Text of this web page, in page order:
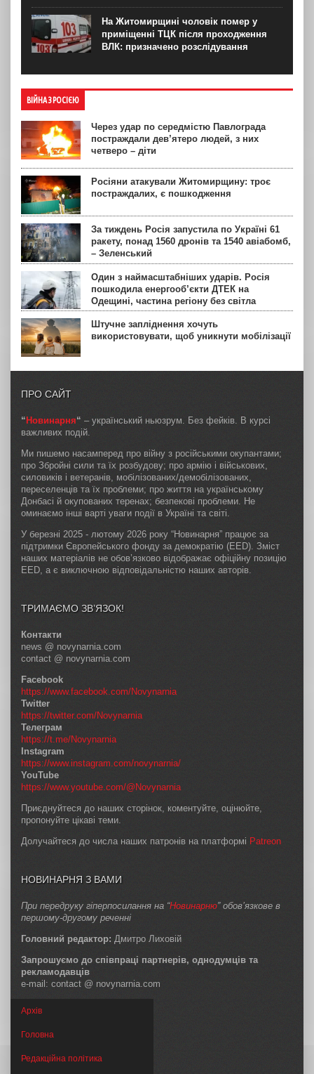
На Житомирщині чоловік помер у
приміщенні ТЦК після проходження
ВЛК: призначено розслідування
ВІЙНА З РОСІЄЮ
Через удар по середмістю Павлограда
постраждали дев’ятеро людей, з них
четверо – діти
Росіяни атакували Житомирщину: троє
постраждалих, є пошкодження
За тиждень Росія запустила по Україні 61
ракету, понад 1560 дронів та 1540 авіабомб,
– Зеленський
Один з наймасштабніших ударів. Росія
пошкодила енергооб’єкти ДТЕК на
Одещині, частина регіону без світла
Штучне запліднення хочуть
використовувати, щоб уникнути мобілізації
ПРО САЙТ
“ Новинарня“ – український ньюзрум. Без фейків. В курсі
важливих подій.
Ми пишемо насамперед про війну з російськими окупантами;
про Збройні сили та їх розбудову; про армію і військових,
силовиків і ветеранів, мобілізованих/демобілізованих,
переселенців та їх проблеми; про життя на українському
Донбасі й окупованих теренах; безпекові проблеми. Не
оминаємо інші варті уваги події в Україні та світі.
У березні 2025 - лютому 2026 року “Новинарня” працює за
підтримки Європейського фонду за демократію (EED). Зміст
наших матеріалів не обов’язково відображає офіційну позицію
EED, а є виключною відповідальністю наших авторів.
ТРИМАЄМО ЗВ’ЯЗОК!
Контакти
news @ novynarnia.com
contact @ novynarnia.com
Facebook
https://www.facebook.com/Novynarnia
Twitter
https://twitter.com/Novynarnia
Телеграм
https://t.me/Novynarnia
Instagram
https://www.instagram.com/novynarnia/
YouTube
https://www.youtube.com/@Novynarnia
Приєднуйтеся до наших сторінок, коментуйте, оцінюйте,
пропонуйте цікаві теми.
Долучайтеся до числа наших патронів на платформі Patreon
НОВИНАРНЯ З ВАМИ
При передруку гіперпосилання на “Новинарню” обов’язкове в
першому-другому реченні
Головний редактор: Дмитро Лиховій
Запрошуємо до співпраці партнерів, однодумців та
рекламодавців
e-mail: contact @ novynarnia.com
Архів
Головна
Редакційна політика